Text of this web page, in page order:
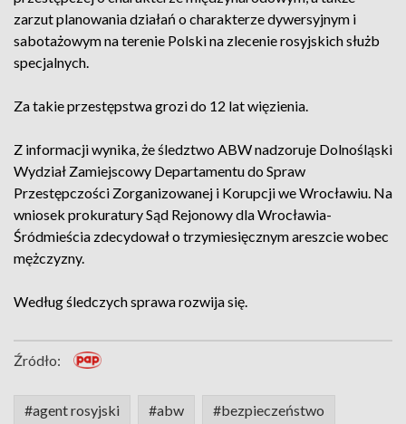
zarzut planowania działań o charakterze dywersyjnym i
sabotażowym na terenie Polski na zlecenie rosyjskich służb
specjalnych.
Za takie przestępstwa grozi do 12 lat więzienia.
Z informacji wynika, że śledztwo ABW nadzoruje Dolnośląski
Wydział Zamiejscowy Departamentu do Spraw
Przestępczości Zorganizowanej i Korupcji we Wrocławiu. Na
wniosek prokuratury Sąd Rejonowy dla Wrocławia-
Śródmieścia zdecydował o trzymiesięcznym areszcie wobec
mężczyzny.
Według śledczych sprawa rozwija się.
Źródło:
#agent rosyjski #abw #bezpieczeństwo